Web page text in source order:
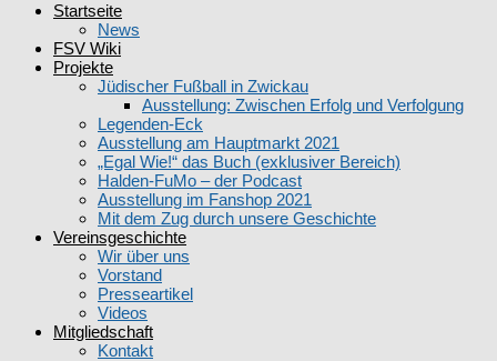
Zwickauer Fussballgeschichten e.V.
Startseite
News
FSV Wiki
Projekte
Jüdischer Fußball in Zwickau
Ausstellung: Zwischen Erfolg und Verfolgung
Legenden-Eck
Ausstellung am Hauptmarkt 2021
„Egal Wie!“ das Buch (exklusiver Bereich)
Halden-FuMo – der Podcast
Ausstellung im Fanshop 2021
Mit dem Zug durch unsere Geschichte
Vereinsgeschichte
Wir über uns
Vorstand
Presseartikel
Videos
Mitgliedschaft
Kontakt